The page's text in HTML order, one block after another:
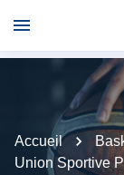
Accueil
Union Sportive